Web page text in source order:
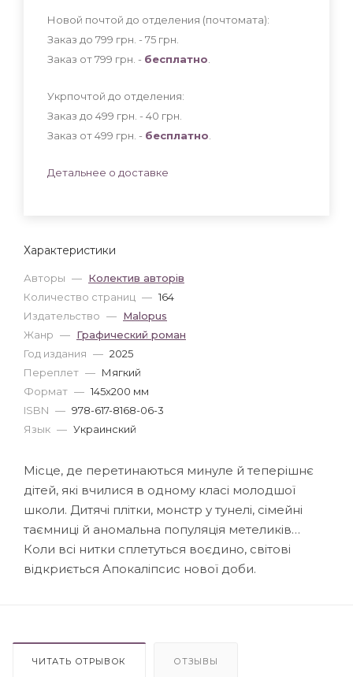
Характеристики
Авторы — Колектив авторів
Количество страниц — 164
Издательство — Malopus
Жанр — Графический роман
Год издания — 2025
Переплет — Мягкий
Формат — 145x200 мм
ISBN — 978-617-8168-06-3
Язык — Украинский
Новой почтой до отделения (почтомата):
Заказ до 799 грн. - 75 грн
Заказ от 799 грн. - бесплатно
Укрпочтой до отделения:
Заказ до 499 грн. - 40 грн
Заказ от 499 грн. - бесплатно
Детальнее о доставке
Місце, де перетинаються минуле й теперішнє
дітей, які вчилися в одному класі молодшої
школи. Дитячі плітки, монстр у тунелі, сімейні
таємниці й аномальна популяція метеликів…
Коли всі нитки сплетуться воєдино, світові
відкриється Апокаліпсис нової доби.
ЧИТАТЬ ОТРЫВОК ОТЗЫВЫ